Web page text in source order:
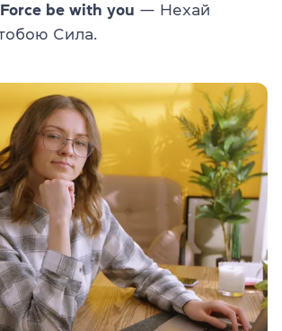
be with you — Нехай
Сила.